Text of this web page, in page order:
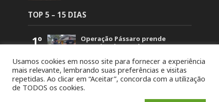
TOP 5 – 15 DIAS
1º
Operação Pássaro prende
suspeito de mandar matar
5.839
2º
Retorno no acesso a Arvorezinha
permanece bloqueado na BR-386
até domingo (26)
Usamos cookies em nosso site para fornecer a experiência
mais relevante, lembrando suas preferências e visitas
repetidas. Ao clicar em “Aceitar”, concorda com a utilização
de TODOS os cookies.